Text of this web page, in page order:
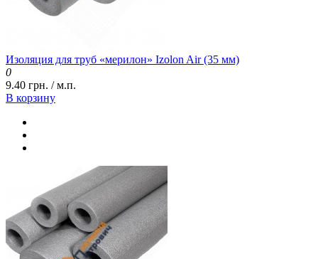
Изоляция для труб «мерилон» Izolon Air (35 мм)
0
9.40 грн. / м.п.
В корзину